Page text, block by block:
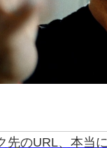
先のURL、本当